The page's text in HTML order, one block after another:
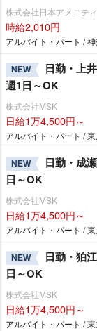
株式会社日本アメニテ
時給2,010円
アルバイト・パート /
NEW
日勤・上
週1日～OK
株式会社MSK
日給1万4,500円～
アルバイト・パート /
NEW
日勤・成
日～OK
株式会社MSK
日給1万4,500円～
アルバイト・パート /
NEW
日勤・狛
日～OK
株式会社MSK
日給1万4,500円～
アルバイト・パート /